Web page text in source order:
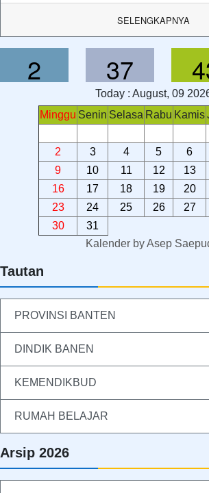
SELENGKAPNYA
2 37
Today : August, 09
Minggu Senin Selasa Rabu Kamis
2
3 4 5 6
9
10 11 12 13
16
17 18 19 20
23
24 25 26 27
30
31
KalenderbyAsep
Tautan
PROVINSI BANTEN
DINDIK BANEN
KEMENDIKBUD
RUMAH BELAJAR
Arsip 2026